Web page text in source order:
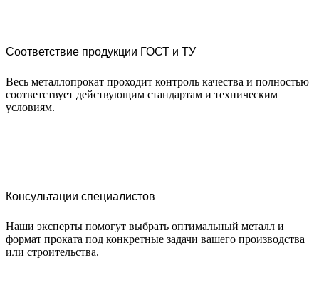
Соответствие продукции ГОСТ и ТУ
Весь металлопрокат проходит контроль качества и полностью
соответствует действующим стандартам и техническим
условиям.
Консультации специалистов
Наши эксперты помогут выбрать оптимальный металл и
формат проката под конкретные задачи вашего производства
или строительства.